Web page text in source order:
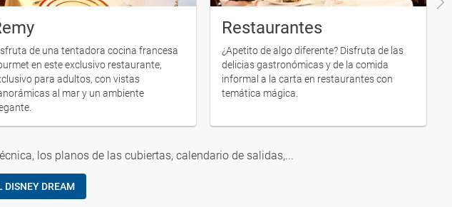
de una tentadora cocina francesa
en este exclusivo restaurante,
para adultos, con vistas
al mar y un ambiente
Restaurantes
¿Apetito de algo diferente? Disfruta de las
delicias gastronómicas y de la comida
informal a la carta en restaurantes con
temática mágica.
los planos de las cubiertas, calendario de salidas,...
DISNEY DREAM